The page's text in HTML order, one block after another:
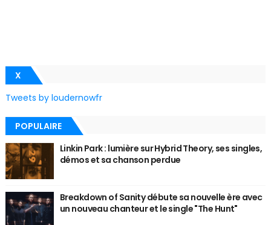
X
Tweets by loudernowfr
POPULAIRE
Linkin Park : lumière sur Hybrid Theory, ses singles,
démos et sa chanson perdue
Breakdown of Sanity débute sa nouvelle ère avec
un nouveau chanteur et le single "The Hunt"